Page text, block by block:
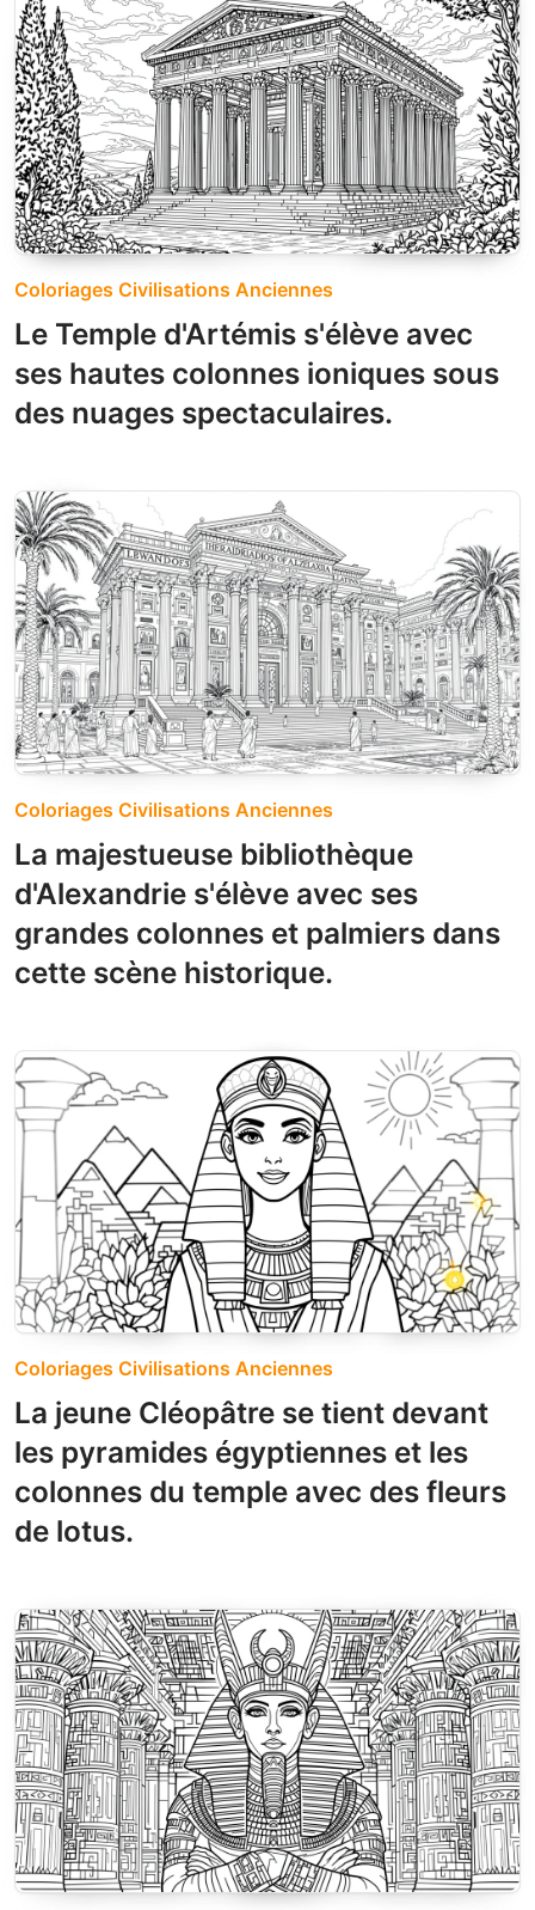
Coloriages Civilisations Anciennes
Le Temple d'Artémis s'élève avec
ses hautes colonnes ioniques sous
des nuages spectaculaires.
Coloriages Civilisations Anciennes
La majestueuse bibliothèque
d'Alexandrie s'élève avec ses
grandes colonnes et palmiers dans
cette scène historique.
Coloriages Civilisations Anciennes
La jeune Cléopâtre se tient devant
les pyramides égyptiennes et les
colonnes du temple avec des fleurs
de lotus.